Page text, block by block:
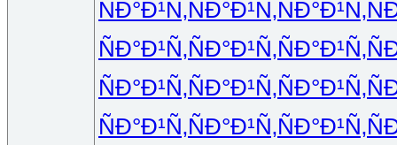
ÑÐ°Ð¹Ñ‚ÑÐ°Ð¹Ñ‚ÑÐ°Ð¹Ñ‚
ÑÐ°Ð¹Ñ‚ÑÐ°Ð¹Ñ‚ÑÐ°Ð¹Ñ‚
ÑÐ°Ð¹Ñ‚ÑÐ°Ð¹Ñ‚ÑÐ°Ð¹Ñ‚
ÑÐ°Ð¹Ñ‚ÑÐ°Ð¹Ñ‚ÑÐ°Ð¹Ñ‚